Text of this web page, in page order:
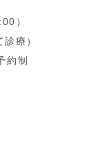
）
療）
約制